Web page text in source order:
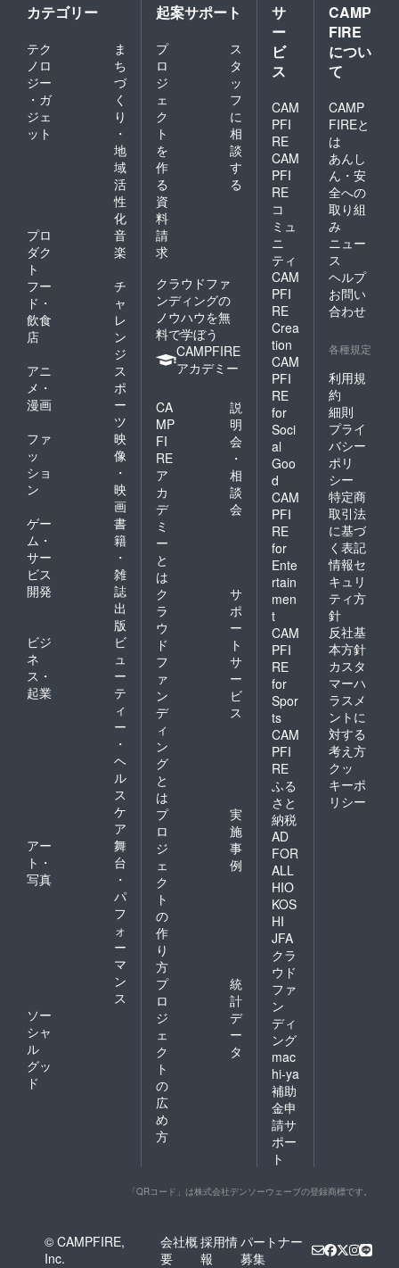
カテゴリー
テク
ノロ
ジー
・ガ
ジェ
ット
ま
ち
づ
く
り
・
地
域
活
性
化
プロ
ダク
ト
音
楽
フー
ド・
飲食
店
チ
ャ
レ
ン
ジ
アニ
メ・
漫画
ス
ポ
ー
ツ
ファ
ッ
ショ
ン
映
像
・
映
画
ゲー
ム・
サー
ビス
開発
書
籍
・
雑
誌
出
版
ビジ
ネ
ス・
起業
ビ
ュ
ー
テ
ィ
ー
・
ヘ
ル
ス
ケ
ア
アー
ト・
写真
舞
台
・
パ
フ
ォ
ー
マ
ン
ス
ソー
シャ
ル
グッ
ド
起案サポート
プ
ロ
ジ
ェ
ク
ト
を
作
る
ス
タ
ッ
フ
に
相
談
す
る
資
料
請
求
クラウドファ
ンディングの
ノウハウを無
料で学ぼう
CAMPFIRE
アカデミー
CA
MP
FI
RE
ア
カ
デ
ミ
ー
と
は
説
明
会
・
相
談
会
ク
ラ
ウ
ド
フ
ァ
ン
デ
ィ
ン
グ
と
は
サ
ポ
ー
ト
サ
ー
ビ
ス
プ
ロ
ジ
ェ
ク
ト
の
作
り
方
実
施
事
例
プ
ロ
ジ
ェ
ク
ト
の
広
め
方
統
計
デ
ー
タ
サ
ー
ビ
ス
CAM
PFI
RE
CAM
PFI
RE
コ
ミュ
ニ
ティ
CAM
PFI
RE
Crea
tion
CAM
PFI
RE
for
Soci
al
Goo
d
CAM
PFI
RE
for
Ente
rtain
men
t
CAM
PFI
RE
for
Spor
ts
CAM
PFI
RE
ふる
さと
納税
AD
FOR
ALL
HIO
KOS
HI
JFA
クラ
ウド
ファ
ン
ディ
ング
mac
hi-ya
補助
金申
請サ
ポー
ト
CAMP
FIRE
につい
て
CAMP
FIREと
は
あんし
ん・安
全への
取り組
み
ニュー
ス
ヘルプ
お問い
合わせ
各種規定
利用規
約
細則
プライ
バシー
ポリ
シー
特定商
取引法
に基づ
く表記
情報セ
キュリ
ティ方
針
反社基
本方針
カスタ
マーハ
ラスメ
ントに
対する
考え方
クッ
キーポ
リシー
「QRコード」は株式会社デンソーウェーブの登録商標です。
© CAMPFIRE,
Inc.
会社概
要
採用情
報
パートナー
募集